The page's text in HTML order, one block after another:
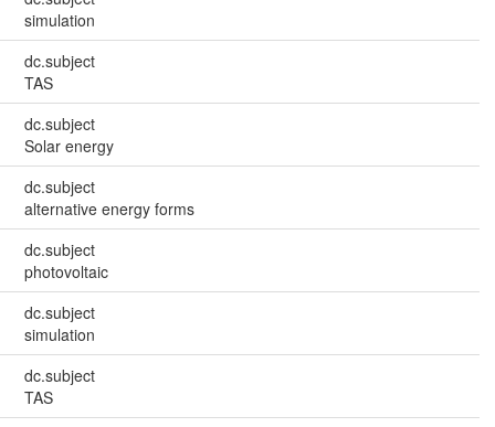
simulation
dc.subject
TAS
dc.subject
Solar energy
dc.subject
alternative energy forms
dc.subject
photovoltaic
dc.subject
simulation
dc.subject
TAS